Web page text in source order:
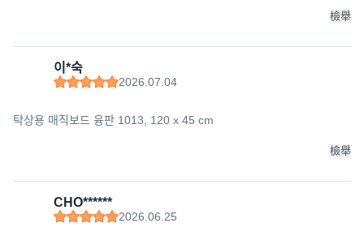
檢舉
이*숙
2026.07.04
탁상용 매직보드 융판 1013, 120 x 45 cm
檢舉
CHO******
2026.06.25